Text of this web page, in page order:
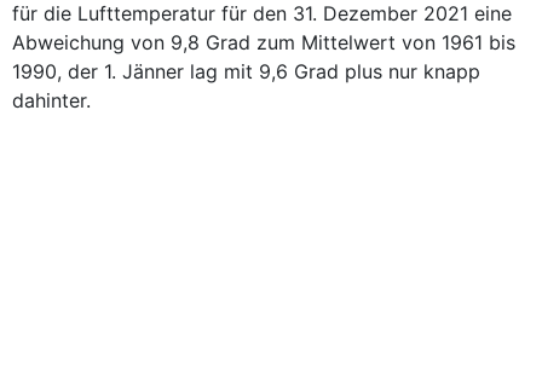
für die Lufttemperatur für den 31. Dezember 2021 eine
Abweichung von 9,8 Grad zum Mittelwert von 1961 bis
1990, der 1. Jänner lag mit 9,6 Grad plus nur knapp
dahinter.